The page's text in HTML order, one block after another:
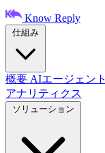
Know Reply
概要 AIエージェント
アナリティクス